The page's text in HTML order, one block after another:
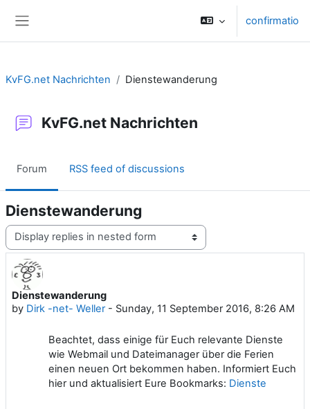
confirmatio
KvFG.net Nachrichten Dienstewanderung
KvFG.net Nachrichten
Forum RSS feed of discussions
Dienstewanderung
Display mode
Dienstewanderung
by Dirk -net- Weller- Sunday, 11 September 2016, 8:26 AM
Number of replies: 0
Beachtet, dass einige für Euch relevante Dienste
wie Webmail und Dateimanager über die Ferien
einen neuen Ort bekommen haben. Informiert Euch
hier und aktualisiert Eure Bookmarks: Dienste